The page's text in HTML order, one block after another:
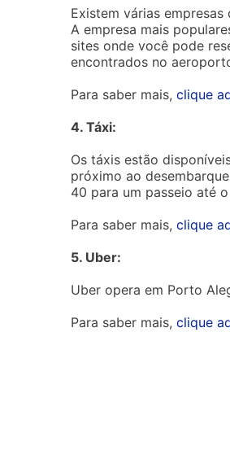
Existem várias
A empresa mais
sites onde você pode
encontrados no
Para saber mais, clique
4. Táxi:
Os táxis estão
próximo ao
40 para um passeio até
Para saber mais, clique
5. Uber:
Uber opera em Porto
Para saber mais, clique